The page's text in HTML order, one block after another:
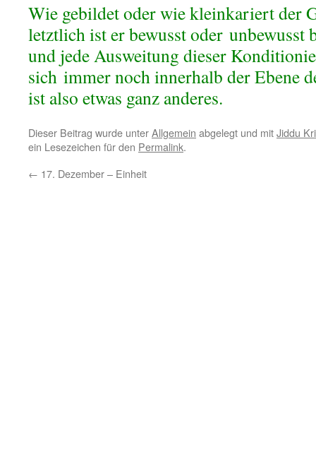
Wie gebildet oder wie kleinkariert der
letztlich ist er bewusst oder unbewusst
und jede Ausweitung dieser
sich immer noch innerhalb der Ebene
ist also etwas ganz anderes.
Dieser Beitrag wurde unterAllgemein abgelegt und mitJiddu
ein Lesezeichen für den Permalink.
← 17. Dezember – Einheit